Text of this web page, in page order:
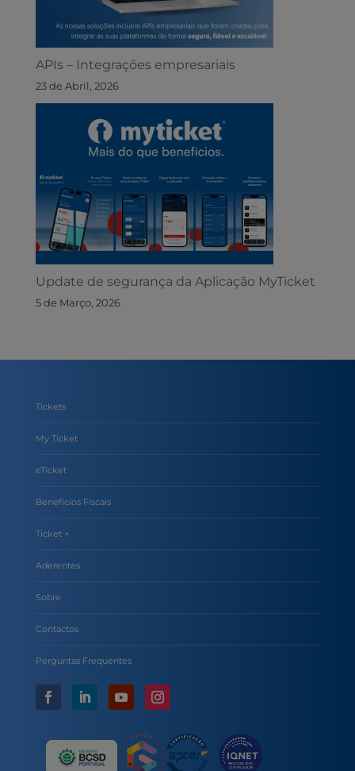
APIs – Integrações empresariais
23 de Abril, 2026
Update de segurança da Aplicação MyTicket
5 de Março, 2026
Tickets
My Ticket
eTicket
Benefícios Fiscais
Ticket +
Aderentes
Sobre
Contactos
Perguntas Frequentes